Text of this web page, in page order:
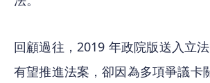
回顧過往，2019 年政院版送入立
有望推進法案，卻因為多項爭議卡